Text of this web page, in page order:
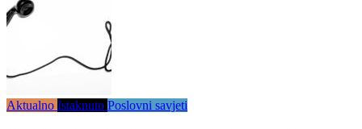
Aktualno Istaknuto Poslovni savjeti